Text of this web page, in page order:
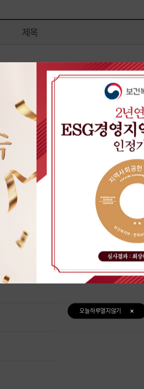
제목
오늘하루열지않기